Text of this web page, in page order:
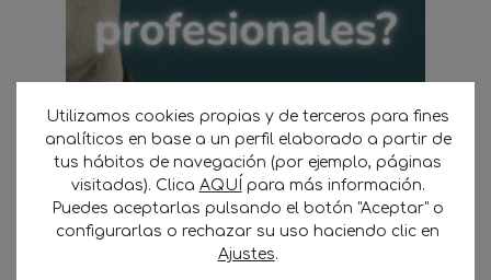
Buscar
Buscar
Utilizamos cookies propias y de terceros para fines
analíticos en base a un perfil elaborado a partir de
tus hábitos de navegación (por ejemplo, páginas
visitadas). Clica AQUÍ para más información.
Puedes aceptarlas pulsando el botón "Aceptar" o
configurarlas o rechazar su uso haciendo clic en
Ajustes.